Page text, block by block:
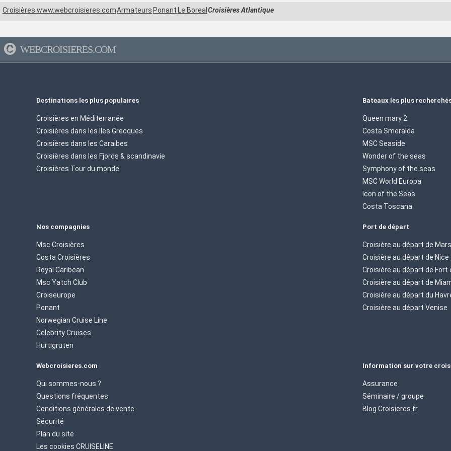
Croisières www.webcroisieres.comArmateurs Ponant Le Boreal Croisières Atlantique
WEBCROISIERES.COM
Destinations les plus populaires
Croisières en Méditerranée
Croisières dans les Iles Grecques
Croisières dans les Caraibes
Croisières dans les Fjords & scandinavie
Croisières Tour du monde
Bateaux les plus
Queen mary 2
Costa Smeralda
MSC Seaside
Wonder of the seas
Symphony of the seas
MSC World Europa
Icon of the Seas
Costa Toscana
Nos compagnies
Msc Croisières
Costa Croisières
Royal Caribean
Msc Yatch Club
Croiseurope
Ponant
Norwegian Cruise Line
Celebrity Cruises
Hurtigruten
Port de départ
Croisière au départ de
Croisière au départ de Nice
Croisière au départ de Fort
Croisière au départ de
Croisière au départ du
Croisière au départ Venise
Webcroisieres.com
Qui sommes-nous ?
Questions fréquentes
Conditions générales de vente
Sécurité
Plan du site
Les cookies CRUISELINE
Information sur votre
Assurance
Séminaire / groupe
Blog Croisieres.fr